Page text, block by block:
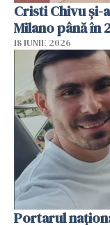
Cristi Chivu
Milano până în
18 IUNIE 2026
Portarul